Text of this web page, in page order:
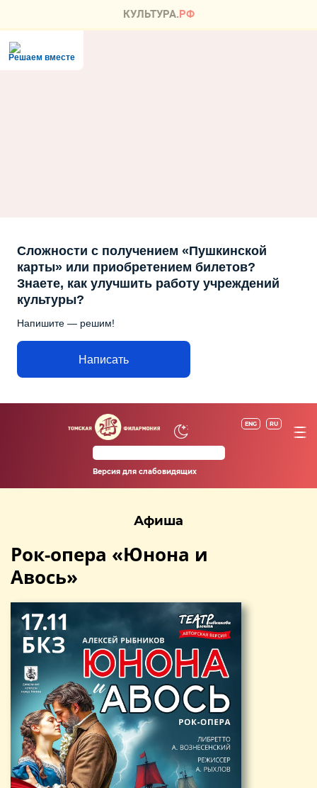
Решаем вместе
Сложности с получением «Пушкинской
карты» или приобретением билетов?
Знаете, как улучшить работу учреждений
культуры?
Напишите — решим!
Написать
ENG RU
Версия для слабовидящих
Афиша
Рок-опера «Юнона и
Авось»